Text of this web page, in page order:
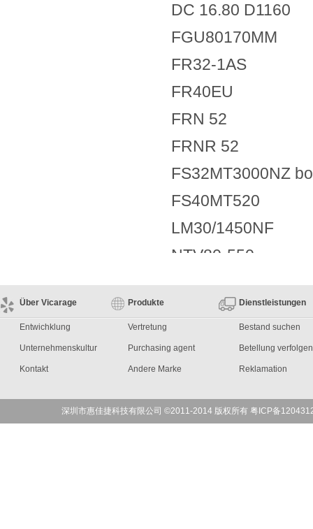
DC 16.80 D1160
FGU80170MM
FR32-1AS
FR40EU
FRN 52
FRNR 52
FS32MT3000NZ
FS40MT520
LM30/1450NF
NTV80-550
RAN3140
RAX560
RCLR17.06
T4PFV35.16.165
Über Vicarage
Entwichklung
Unternehmenskultur
Kontakt
Produkte
Vertretung
Purchasing agent
Andere Marke
Dienstleistungen
Bestand suchen
Betellung verfolgen
Reklamation
深圳市惠佳捷科技有限公司 ©2011-2014 版权所有 粤ICP备